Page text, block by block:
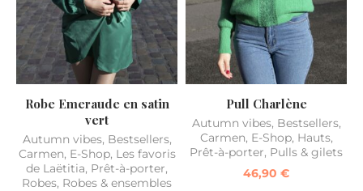
Robe Emeraude en satin
vert
Autumn vibes, Bestsellers,
Carmen, E-Shop, Les favoris
de Laëtitia, Prêt-à-porter,
Robes, Robes & ensembles
Pull Charlène
Autumn vibes, Bestsellers,
Carmen, E-Shop, Hauts,
Prêt-à-porter, Pulls & gilets
46,90 €